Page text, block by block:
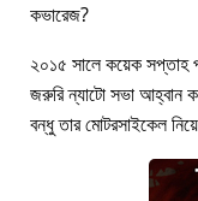
কভারেজ?
২০১৫ সালে কয়েক
জরুরি ন্যাটো সভা আহ্বান
বন্ধু তার মোটরসাইকেল